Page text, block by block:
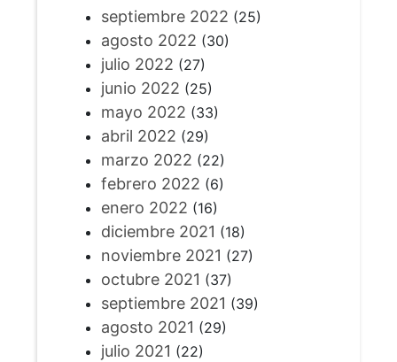
septiembre 2022 (25)
agosto 2022 (30)
julio 2022 (27)
junio 2022 (25)
mayo 2022 (33)
abril 2022 (29)
marzo 2022 (22)
febrero 2022 (6)
enero 2022 (16)
diciembre 2021 (18)
noviembre 2021 (27)
octubre 2021 (37)
septiembre 2021 (39)
agosto 2021 (29)
julio 2021 (22)